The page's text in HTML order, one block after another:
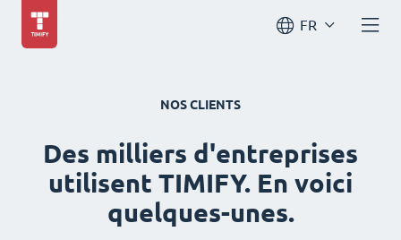
FR
NOS CLIENTS
Des milliers d'entreprises
utilisent TIMIFY. En voici
quelques-unes.